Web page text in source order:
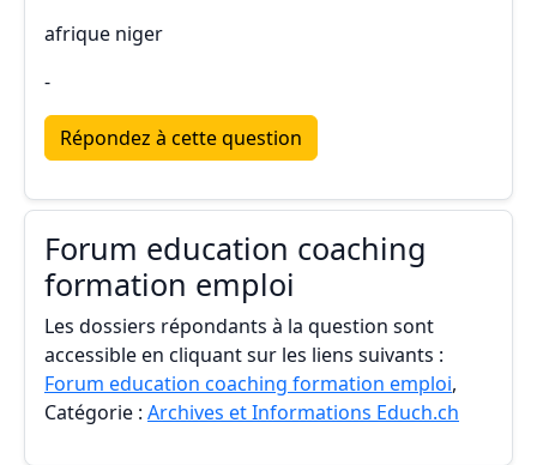
afrique niger
-
Répondez à cette question
Forum education coaching
formation emploi
Les dossiers répondants à la question sont
accessible en cliquant sur les liens suivants :
Forum education coaching formation emploi,
Catégorie : Archives et Informations Educh.ch